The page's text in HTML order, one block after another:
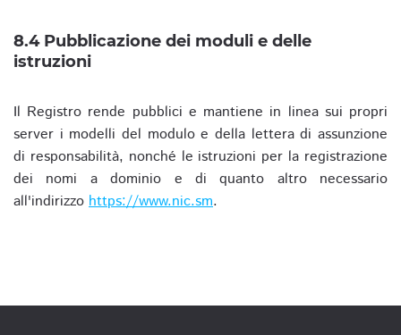
8.4 Pubblicazione dei moduli e delle
istruzioni
Il Registro rende pubblici e mantiene in linea sui propri
server i modelli del modulo e della lettera di assunzione
di responsabilità, nonché le istruzioni per la registrazione
dei nomi a dominio e di quanto altro necessario
all'indirizzo https://www.nic.sm.